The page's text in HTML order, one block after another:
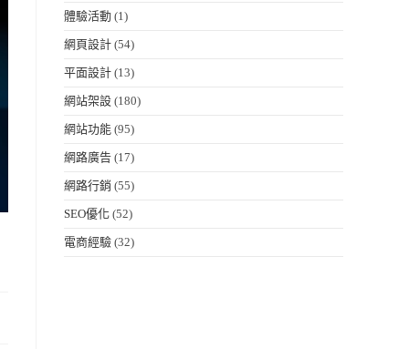
體驗活動 (1)
網頁設計 (54)
平面設計 (13)
網站架設 (180)
網站功能 (95)
網路廣告 (17)
網路行銷 (55)
SEO優化 (52)
電商經驗 (32)